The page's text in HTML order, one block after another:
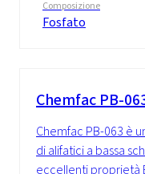
Composizione
Fosfato
Chemfac PB-
Chemfac PB-063 è
di alifatici a bassa
eccellenti proprietà